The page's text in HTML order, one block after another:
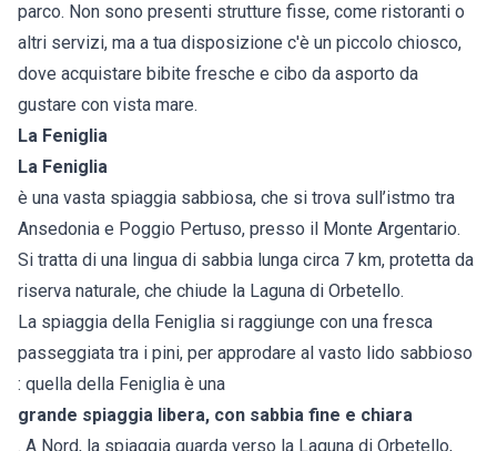
parco. Non sono presenti strutture fisse, come ristoranti o
altri servizi, ma a tua disposizione c'è un piccolo chiosco,
dove acquistare bibite fresche e cibo da asporto da
gustare con vista mare.
La Feniglia
La Feniglia
è una vasta spiaggia sabbiosa, che si trova sull’istmo tra
Ansedonia e Poggio Pertuso, presso il Monte Argentario.
Si tratta di una lingua di sabbia lunga circa 7 km, protetta da
riserva naturale, che chiude la Laguna di Orbetello.
La spiaggia della Feniglia si raggiunge con una fresca
passeggiata tra i pini, per approdare al vasto lido sabbioso
: quella della Feniglia è una
grande spiaggia libera, con sabbia fine e chiara
. A Nord, la spiaggia guarda verso la Laguna di Orbetello,